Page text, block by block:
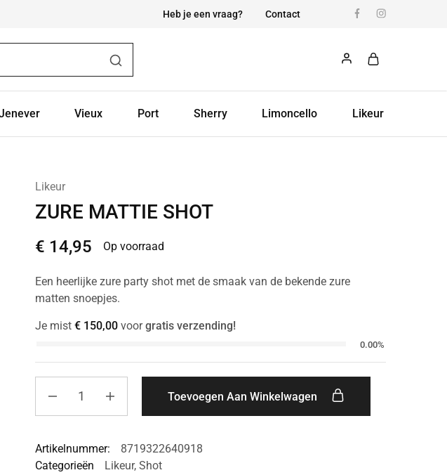
Heb je een vraag? Contact
Vieux Port Sherry Limoncello Likeur
Likeur
ZURE MATTIE SHOT
€ 14,95 Op voorraad
Een heerlijke zure party shot met de smaak van de bekende zure
matten snoepjes.
Je mist €150,00voorgratis verzending!
0.00%
Toevoegen Aan Winkelwagen
Artikelnummer:
8719322640918
Categorieën
Likeur, Shot